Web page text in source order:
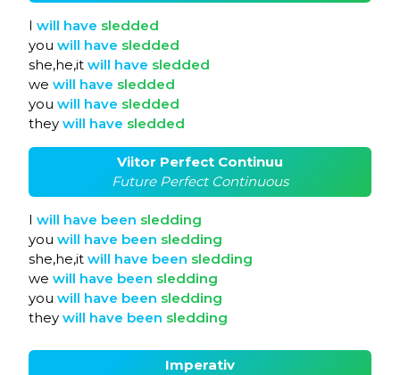
I will have sledded
you will have sledded
she,he,it will have sledded
we will have sledded
you will have sledded
they will have sledded
Viitor Perfect Continuu
Future Perfect Continuous
I will have been sledding
you will have been sledding
she,he,it will have been sledding
we will have been sledding
you will have been sledding
they will have been sledding
Imperativ